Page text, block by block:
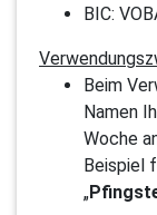
BIC:
Beim
Namen
Woche
Beispiel
„